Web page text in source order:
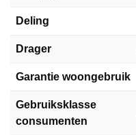
Deling
Drager
Garantie woongebruik
Gebruiksklasse
consumenten